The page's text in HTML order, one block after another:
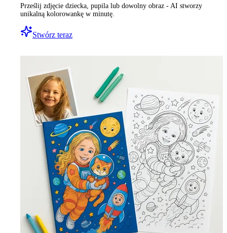
Prześlij zdjęcie dziecka, pupila lub dowolny obraz - AI stworzy
unikalną kolorowankę w minutę.
Stwórz teraz